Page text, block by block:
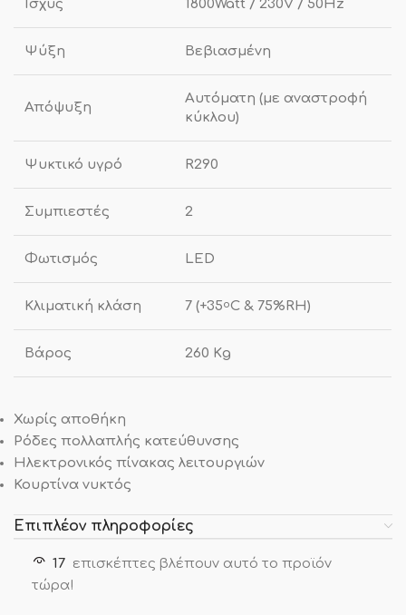
Ισχύς 1800Watt / 230V / 50Hz
Ψύξη Βεβιασμένη
Απόψυξη
Αυτόματη (με αναστροφή
κύκλου)
Ψυκτικό υγρό R290
Συμπιεστές 2
Φωτισμός LED
Κλιματική κλάση 7 (+35oC & 75%RH)
Βάρος 260 Κg
Χωρίς αποθήκη
Ρόδες πολλαπλής κατεύθυνσης
Ηλεκτρονικός πίνακας λειτουργιών
Κουρτίνα νυκτός
Επιπλέον πληροφορίες
17 επισκέπτες βλέπουν αυτό το προϊόν
τώρα!